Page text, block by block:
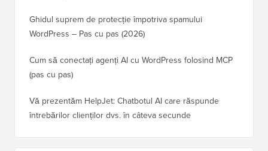
Ghidul suprem de protecție împotriva spamului
WordPress – Pas cu pas (2026)
Cum să conectați agenți AI cu WordPress folosind MCP
(pas cu pas)
Vă prezentăm HelpJet: Chatbotul AI care răspunde
întrebărilor clienților dvs. în câteva secunde